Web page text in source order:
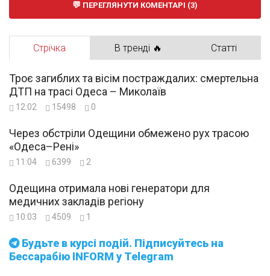
ПЕРЕГЛЯНУТИ КОМЕНТАРІ (3)
Стрічка В тренді 🔥 Статті
Будьте в курсі подій. Підписуйтесь на
Бессарабію INFORM у Telegram
Троє загиблих та вісім постраждалих: смертельна
ДТП на трасі Одеса – Миколаїв
12:02 15498 0
Через обстріли Одещини обмежено рух трасою
«Одеса–Рені»
11:04 6399 2
Одещина отримала нові генератори для
медичних закладів регіону
10:03 4509 1